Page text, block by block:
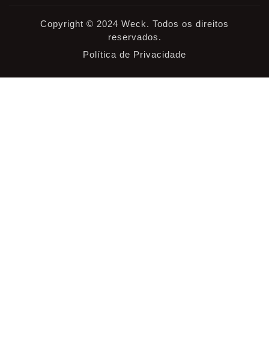
Copyright © 2024 Weck. Todos os direitos
reservados.
Política de Privacidade